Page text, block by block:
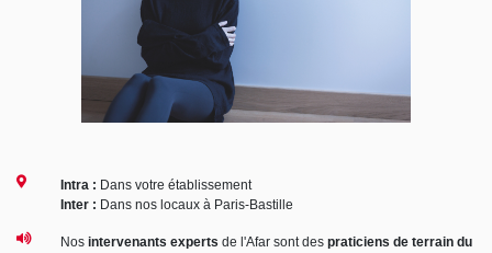
Intra : Dans votre établissement
Inter : Dans nos locaux à Paris-Bastille
Nos intervenants experts de l'Afar sont des praticiens de terrain du